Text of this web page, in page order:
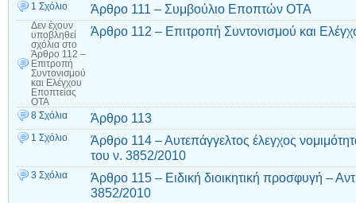
1 Σχόλιο Άρθρο 111 – Συμβούλιο Εποπτών ΟΤΑ
Δεν έχουν
υποβληθεί
σχόλια στο
Άρθρο 112 –
Επιτροπή
Συντονισμού
και Ελέγχου
Εποπτείας
ΟΤΑ
Άρθρο 112 – Επιτροπή Συντονισμού και
8 Σχόλια Άρθρο 113
1 Σχόλιο
Άρθρο 114 – Αυτεπάγγελτος έλεγχος
του ν. 3852/2010
3 Σχόλια
Άρθρο 115 – Ειδική διοικητική προσφυγή –
3852/2010